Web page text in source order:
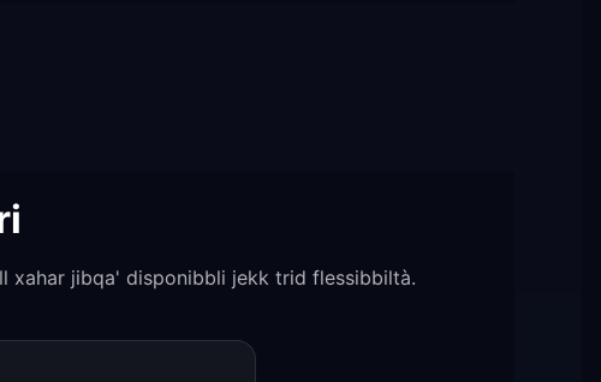
xahar jibqa' disponibbli jekk trid flessibbiltà.